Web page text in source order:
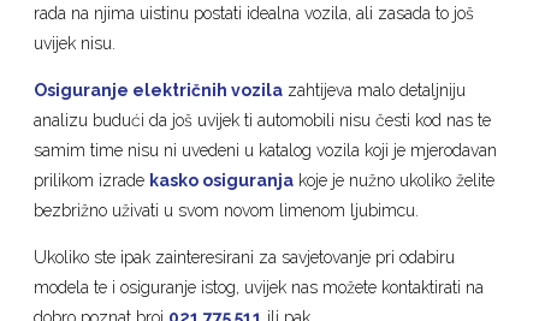
rada na njima uistinu postati idealna vozila, ali zasada to još
uvijek nisu.
Osiguranje električnih vozila zahtijeva malo detaljniju
analizu budući da još uvijek ti automobili nisu česti kod nas te
samim time nisu ni uvedeni u katalog vozila koji je mjerodavan
prilikom izrade kasko osiguranja koje je nužno ukoliko želite
bezbrižno uživati u svom novom limenom ljubimcu.
Ukoliko ste ipak zainteresirani za savjetovanje pri odabiru
modela te i osiguranje istog, uvijek nas možete kontaktirati na